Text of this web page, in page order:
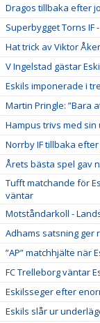
Dragos tillbaka efter
Superbygget Torns IF
Hat trick av Viktor
V Ingelstad gästar
Eskils imponerade i
Martin Pringle: ”Bara
Hampus trivs med sin
Norrby IF tillbaka
Årets bästa spel gav
Tufft matchande för
väntar
Motståndarkoll -
Adhams satsning ger
”AP” matchhjälte när
FC Trelleborg väntar
Eskilsseger efter
Eskils slår ur